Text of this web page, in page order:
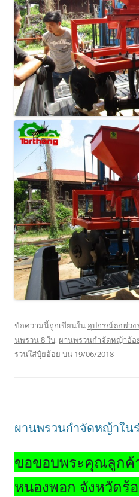
ข้อความนี้ถูกเขียนใน อุปกรณ์ต่อพ่วง
นพรวน 8 ใบ, ผานพรวนกำจัดหญ้าอ้อ
รวนใส่ปุ๋ยอ้อย บน 19/06/2018
ผานพรวนกำจัดหญ้าใน
ขอขอบพระคุณลูกค้
หนองพอก จังหวัดร้